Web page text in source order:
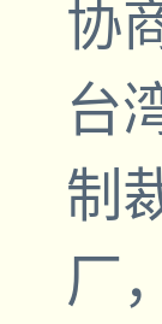
协
台
制
厂